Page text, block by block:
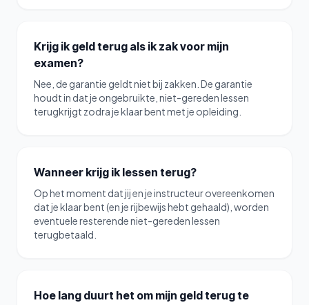
Krijg ik geld terug als ik zak voor mijn
examen?
Nee, de garantie geldt niet bij zakken. De garantie
houdt in dat je ongebruikte, niet-gereden lessen
terugkrijgt zodra je klaar bent met je opleiding.
Wanneer krijg ik lessen terug?
Op het moment dat jij en je instructeur overeenkomen
dat je klaar bent (en je rijbewijs hebt gehaald), worden
eventuele resterende niet-gereden lessen
terugbetaald.
Hoe lang duurt het om mijn geld terug te